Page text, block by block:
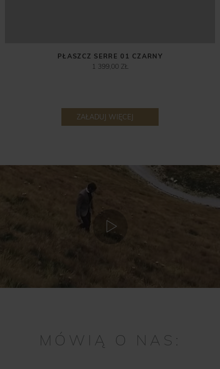
PŁASZCZ SERRE 01 CZARNY
1 399,00 ZŁ
ZAŁADUJ WIĘCEJ
MÓWIĄ O NAS: